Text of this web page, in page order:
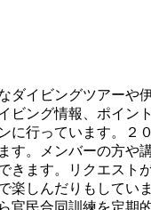
イビングツアー
ング情報、ポイ
行っています。
。メンバーの方
ます。リクエス
しんだりもして
民合同訓練を定